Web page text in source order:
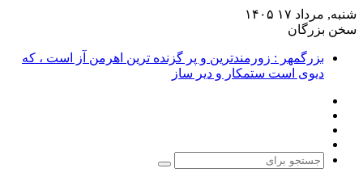
شنبه, مرداد ۱۷ ۱۴۰۵
سخن بزرگان
بزرگمهر : زورمندترین و پر گزنده ترین اهرمن آز است ، که
دیوی است ستمکار و دیر ساز
جستجو